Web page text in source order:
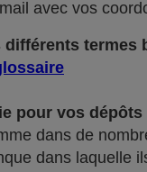
avec vos
différents termes
pour vos dépôts
dans de
dans laquelle